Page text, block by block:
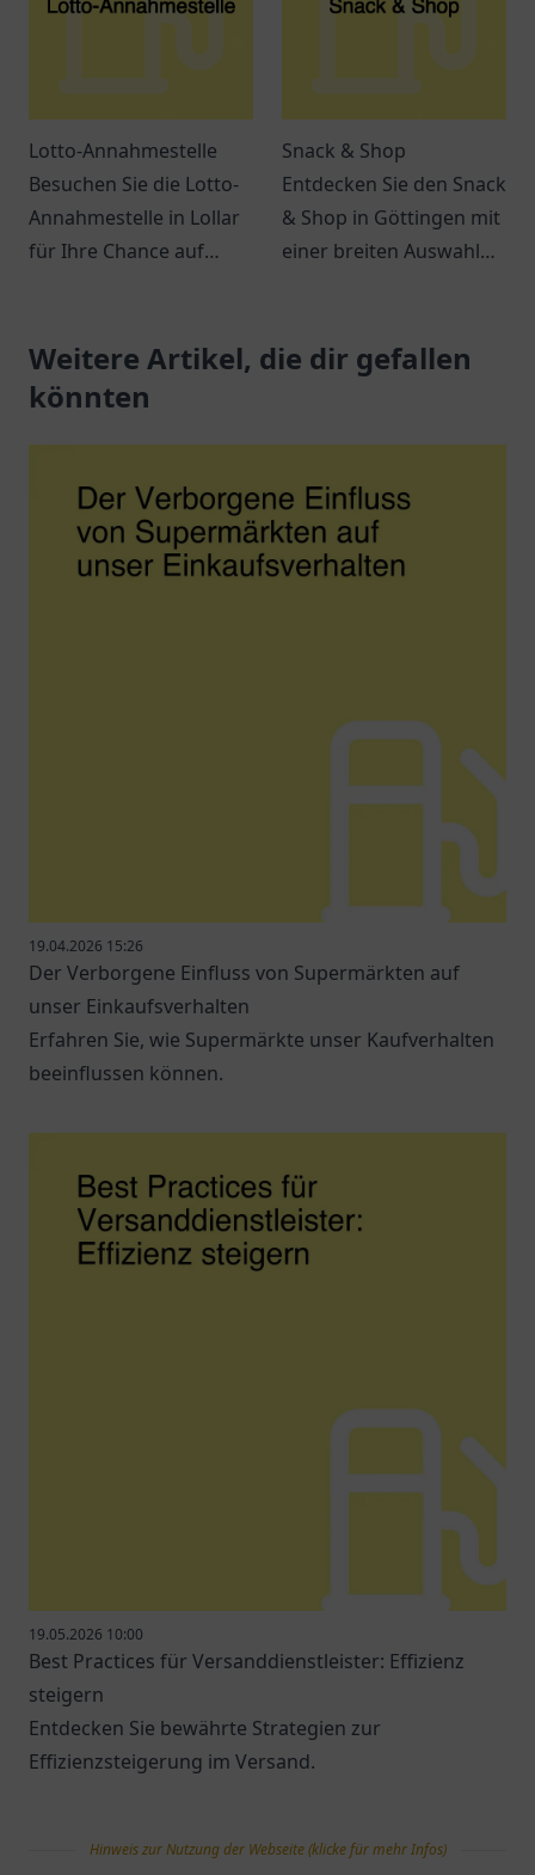
Lotto-Annahmestelle
Besuchen Sie die Lotto-
Annahmestelle in Lollar
für Ihre Chance auf
verwirklichen Sie Ihre
Träume.
Snack & Shop
Entdecken Sie den Snack
& Shop in Göttingen mit
einer breiten Auswahl
jeden Hunger.
Weitere Artikel, die dir gefallen
könnten
19.04.2026 15:26
Der Verborgene Einfluss von Supermärkten auf
unser Einkaufsverhalten
Erfahren Sie, wie Supermärkte unser Kaufverhalten
beeinflussen können.
19.05.2026 10:00
Best Practices für Versanddienstleister: Effizienz
steigern
Entdecken Sie bewährte Strategien zur
Effizienzsteigerung im Versand.
Hinweis zur Nutzung der Webseite (klicke für mehr Infos)